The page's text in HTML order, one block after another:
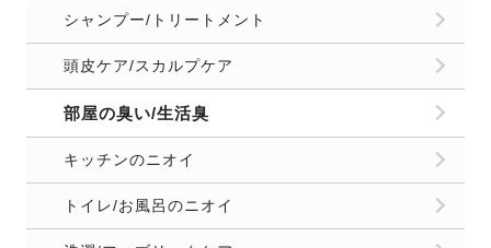
シャンプー/トリートメント
頭皮ケア/スカルプケア
部屋の臭い/生活臭
キッチンのニオイ
トイレ/お風呂のニオイ